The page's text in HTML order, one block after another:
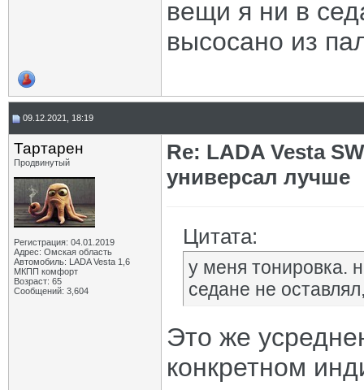
вещи я ни в
высосано из
09.12.2021, 18:19
Тартарен
Продвинутый
Регистрация: 04.01.2019
Адрес: Омская область
Автомобиль: LADA Vesta 1,6
МКПП комфорт
Возраст: 65
Сообщений: 3,604
Re: LADA Vesta
универсал лучше
Цитата:
у меня тонировка.
седане не
Это же
конкретном